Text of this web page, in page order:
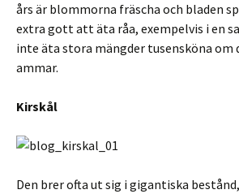
års är blommorna fräscha och bladen
extra gott att äta råa, exempelvis i en
inte äta stora mängder tusensköna om
ammar.
Kirskål
Den brer ofta ut sig i gigantiska